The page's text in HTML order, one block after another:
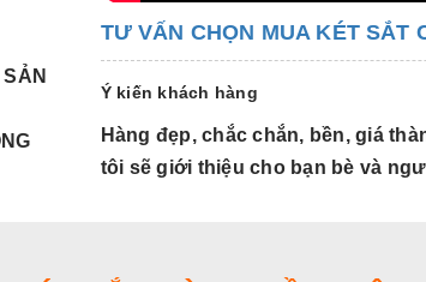
TƯ VẤN CHỌN MUA KÉT SẮT
Ý kiến khách hàng
Hàng đẹp, chắc chắn, bền, giá
tôi sẽ giới thiệu cho bạn bè và